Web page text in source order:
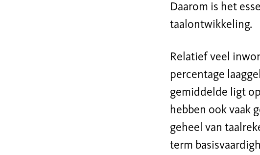
Daarom is het
taalontwikkeling.
Relatief veel
percentage
gemiddelde ligt
hebben ook vaak
geheel van
term